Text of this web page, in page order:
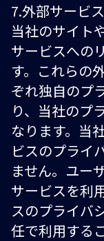
7.外部サービ
当社のサイト
サービスへの
す。これらの
ぞれ独自のプ
り、当社のプ
なります。当
ビスのプライ
ません。ユー
サービスを利
スのプライバ
任で利用する